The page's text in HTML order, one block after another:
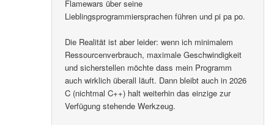
Flamewars über seine
Lieblingsprogrammiersprachen führen und pi pa po.
Die Realität ist aber leider: wenn ich minimalem
Ressourcenverbrauch, maximale Geschwindigkeit
und sicherstellen möchte dass mein Programm
auch wirklich überall läuft. Dann bleibt auch in 2026
C (nichtmal C++) halt weiterhin das einzige zur
Verfügung stehende Werkzeug.